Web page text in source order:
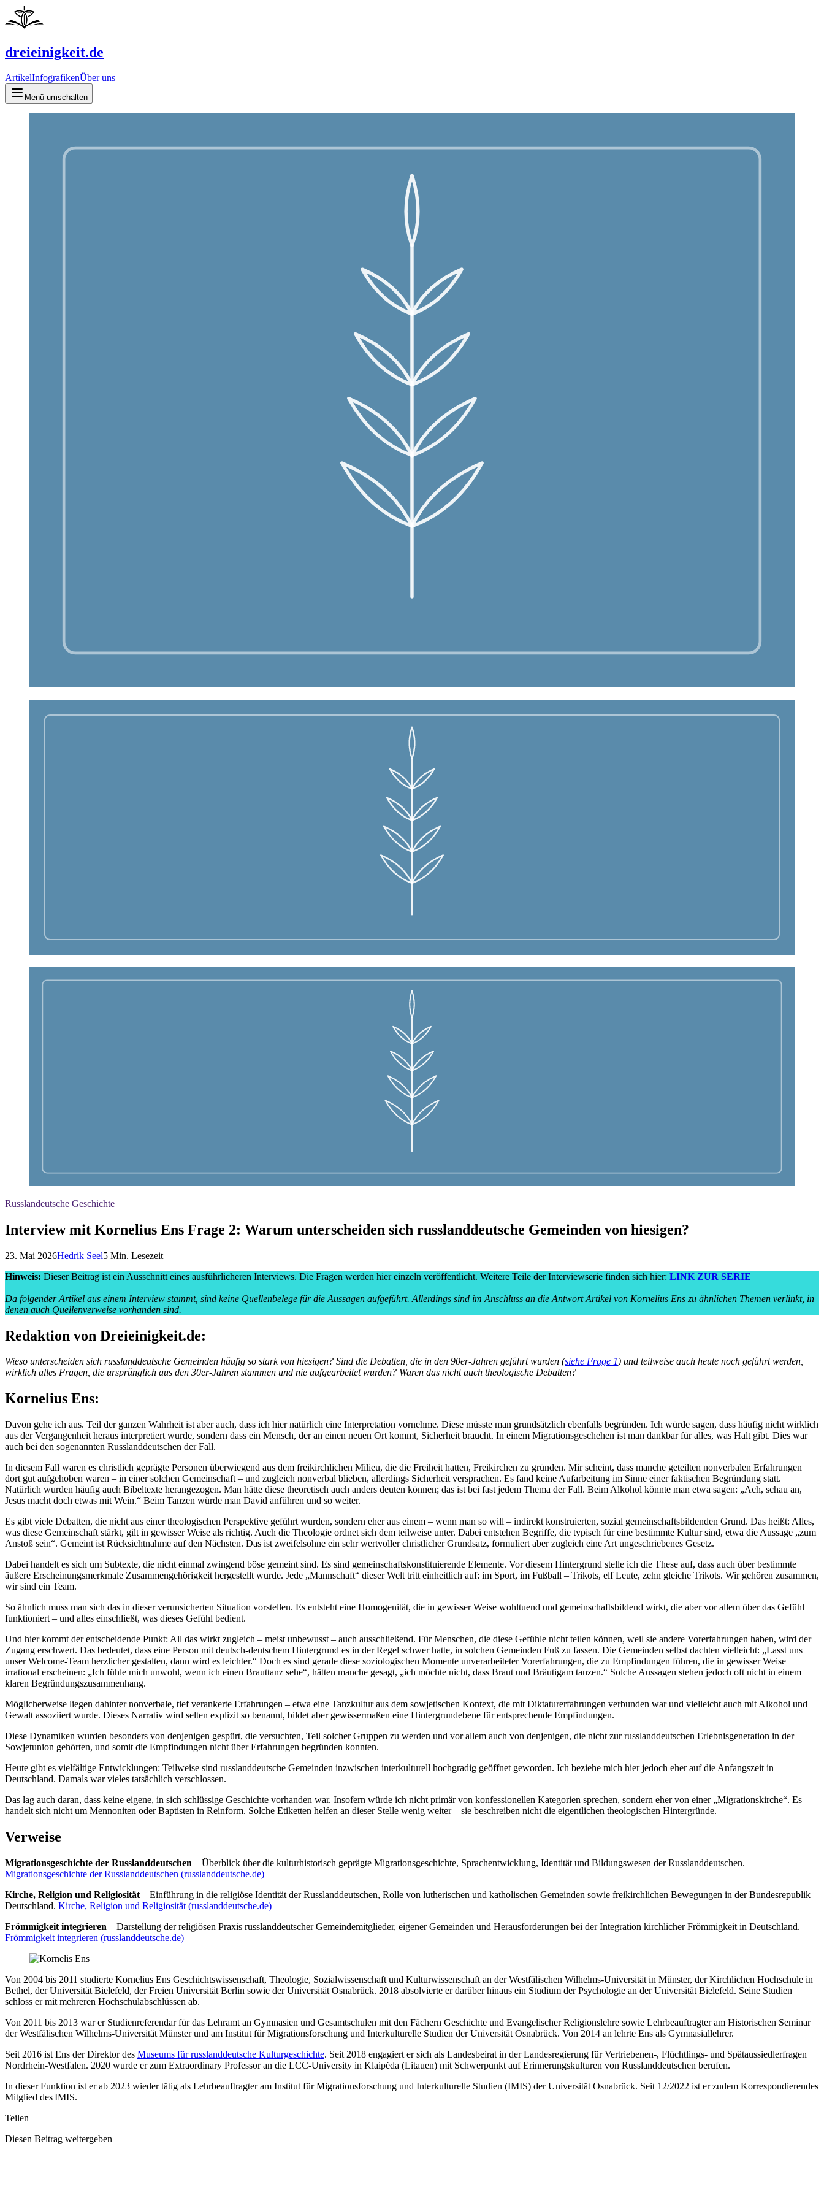
dreieinigkeit.de
ArtikelInfografikenÜber uns
Menü umschalten
Russlandeutsche Geschichte
Interview mit Kornelius Ens Frage 2: Warum unterscheiden sich russlanddeutsche Gemeinden von hiesigen?
23. Mai 2026Hedrik Seel5 Min. Lesezeit
Hinweis: Dieser Beitrag ist ein Ausschnitt eines ausführlicheren Interviews. Die Fragen werden hier einzeln veröffentlicht. Weitere Teile der Interviewserie finden sich hier: LINK ZUR SERIE
Da folgender Artikel aus einem Interview stammt, sind keine Quellenbelege für die Aussagen aufgeführt. Allerdings sind im Anschluss an die Antwort Artikel von Kornelius Ens zu ähnlichen Themen verlinkt, in
denen auch Quellenverweise vorhanden sind.
Redaktion von Dreieinigkeit.de:
Wieso unterscheiden sich russlanddeutsche Gemeinden häufig so stark von hiesigen? Sind die Debatten, die in den 90er-Jahren geführt wurden (siehe Frage 1) und teilweise auch heute noch geführt werden,
wirklich alles Fragen, die ursprünglich aus den 30er-Jahren stammen und nie aufgearbeitet wurden? Waren das nicht auch theologische Debatten?
Kornelius Ens:
Davon gehe ich aus. Teil der ganzen Wahrheit ist aber auch, dass ich hier natürlich eine Interpretation vornehme. Diese müsste man grundsätzlich ebenfalls begründen. Ich würde sagen, dass häufig nicht wirklich
aus der Vergangenheit heraus interpretiert wurde, sondern dass ein Mensch, der an einen neuen Ort kommt, Sicherheit braucht. In einem Migrationsgeschehen ist man dankbar für alles, was Halt gibt. Dies war
auch bei den sogenannten Russlanddeutschen der Fall.
In diesem Fall waren es christlich geprägte Personen überwiegend aus dem freikirchlichen Milieu, die die Freiheit hatten, Freikirchen zu gründen. Mir scheint, dass manche geteilten nonverbalen Erfahrungen
dort gut aufgehoben waren – in einer solchen Gemeinschaft – und zugleich nonverbal blieben, allerdings Sicherheit versprachen. Es fand keine Aufarbeitung im Sinne einer faktischen Begründung statt.
Natürlich wurden häufig auch Bibeltexte herangezogen. Man hätte diese theoretisch auch anders deuten können; das ist bei fast jedem Thema der Fall. Beim Alkohol könnte man etwa sagen: „Ach, schau an,
Jesus macht doch etwas mit Wein.“ Beim Tanzen würde man David anführen und so weiter.
Es gibt viele Debatten, die nicht aus einer theologischen Perspektive geführt wurden, sondern eher aus einem – wenn man so will – indirekt konstruierten, sozial gemeinschaftsbildenden Grund. Das heißt: Alles,
was diese Gemeinschaft stärkt, gilt in gewisser Weise als richtig. Auch die Theologie ordnet sich dem teilweise unter. Dabei entstehen Begriffe, die typisch für eine bestimmte Kultur sind, etwa die Aussage „zum
Anstoß sein“. Gemeint ist Rücksichtnahme auf den Nächsten. Das ist zweifelsohne ein sehr wertvoller christlicher Grundsatz, formuliert aber zugleich eine Art ungeschriebenes Gesetz.
Dabei handelt es sich um Subtexte, die nicht einmal zwingend böse gemeint sind. Es sind gemeinschaftskonstituierende Elemente. Vor diesem Hintergrund stelle ich die These auf, dass auch über bestimmte
äußere Erscheinungsmerkmale Zusammengehörigkeit hergestellt wurde. Jede „Mannschaft“ dieser Welt tritt einheitlich auf: im Sport, im Fußball – Trikots, elf Leute, zehn gleiche Trikots. Wir gehören zusammen,
wir sind ein Team.
So ähnlich muss man sich das in dieser verunsicherten Situation vorstellen. Es entsteht eine Homogenität, die in gewisser Weise wohltuend und gemeinschaftsbildend wirkt, die aber vor allem über das Gefühl
funktioniert – und alles einschließt, was dieses Gefühl bedient.
Und hier kommt der entscheidende Punkt: All das wirkt zugleich – meist unbewusst – auch ausschließend. Für Menschen, die diese Gefühle nicht teilen können, weil sie andere Vorerfahrungen haben, wird der
Zugang erschwert. Das bedeutet, dass eine Person mit deutsch-deutschem Hintergrund es in der Regel schwer hatte, in solchen Gemeinden Fuß zu fassen. Die Gemeinden selbst dachten vielleicht: „Lasst uns
unser Welcome-Team herzlicher gestalten, dann wird es leichter.“ Doch es sind gerade diese soziologischen Momente unverarbeiteter Vorerfahrungen, die zu Empfindungen führen, die in gewisser Weise
irrational erscheinen: „Ich fühle mich unwohl, wenn ich einen Brauttanz sehe“, hätten manche gesagt, „ich möchte nicht, dass Braut und Bräutigam tanzen.“ Solche Aussagen stehen jedoch oft nicht in einem
klaren Begründungszusammenhang.
Möglicherweise liegen dahinter nonverbale, tief verankerte Erfahrungen – etwa eine Tanzkultur aus dem sowjetischen Kontext, die mit Diktaturerfahrungen verbunden war und vielleicht auch mit Alkohol und
Gewalt assoziiert wurde. Dieses Narrativ wird selten explizit so benannt, bildet aber gewissermaßen eine Hintergrundebene für entsprechende Empfindungen.
Diese Dynamiken wurden besonders von denjenigen gespürt, die versuchten, Teil solcher Gruppen zu werden und vor allem auch von denjenigen, die nicht zur russlanddeutschen Erlebnisgeneration in der
Sowjetunion gehörten, und somit die Empfindungen nicht über Erfahrungen begründen konnten.
Heute gibt es vielfältige Entwicklungen: Teilweise sind russlanddeutsche Gemeinden inzwischen interkulturell hochgradig geöffnet geworden. Ich beziehe mich hier jedoch eher auf die Anfangszeit in
Deutschland. Damals war vieles tatsächlich verschlossen.
Das lag auch daran, dass keine eigene, in sich schlüssige Geschichte vorhanden war. Insofern würde ich nicht primär von konfessionellen Kategorien sprechen, sondern eher von einer „Migrationskirche“. Es
handelt sich nicht um Mennoniten oder Baptisten in Reinform. Solche Etiketten helfen an dieser Stelle wenig weiter – sie beschreiben nicht die eigentlichen theologischen Hintergründe.
Verweise
Migrationsgeschichte der Russlanddeutschen – Überblick über die kulturhistorisch geprägte Migrationsgeschichte, Sprachentwicklung, Identität und Bildungswesen der Russlanddeutschen.
Migrationsgeschichte der Russlanddeutschen (russlanddeutsche.de)
Kirche, Religion und Religiosität – Einführung in die religiöse Identität der Russlanddeutschen, Rolle von lutherischen und katholischen Gemeinden sowie freikirchlichen Bewegungen in der Bundesrepublik
Deutschland. Kirche, Religion und Religiosität (russlanddeutsche.de)
Frömmigkeit integrieren – Darstellung der religiösen Praxis russlanddeutscher Gemeindemitglieder, eigener Gemeinden und Herausforderungen bei der Integration kirchlicher Frömmigkeit in Deutschland.
Frömmigkeit integrieren (russlanddeutsche.de)
Von 2004 bis 2011 studierte Kornelius Ens Geschichtswissenschaft, Theologie, Sozialwissenschaft und Kulturwissenschaft an der Westfälischen Wilhelms-Universität in Münster, der Kirchlichen Hochschule in
Bethel, der Universität Bielefeld, der Freien Universität Berlin sowie der Universität Osnabrück. 2018 absolvierte er darüber hinaus ein Studium der Psychologie an der Universität Bielefeld. Seine Studien
schloss er mit mehreren Hochschulabschlüssen ab.
Von 2011 bis 2013 war er Studienreferendar für das Lehramt an Gymnasien und Gesamtschulen mit den Fächern Geschichte und Evangelischer Religionslehre sowie Lehrbeauftragter am Historischen Seminar
der Westfälischen Wilhelms-Universität Münster und am Institut für Migrationsforschung und Interkulturelle Studien der Universität Osnabrück. Von 2014 an lehrte Ens als Gymnasiallehrer.
Seit 2016 ist Ens der Direktor des Museums für russlanddeutsche Kulturgeschichte. Seit 2018 engagiert er sich als Landesbeirat in der Landesregierung für Vertriebenen-, Flüchtlings- und Spätaussiedlerfragen
Nordrhein-Westfalen. 2020 wurde er zum Extraordinary Professor an die LCC-University in Klaipėda (Litauen) mit Schwerpunkt auf Erinnerungskulturen von Russlanddeutschen berufen.
In dieser Funktion ist er ab 2023 wieder tätig als Lehrbeauftragter am Institut für Migrationsforschung und Interkulturelle Studien (IMIS) der Universität Osnabrück. Seit 12/2022 ist er zudem Korrespondierendes
Mitglied des IMIS.
Teilen
Diesen Beitrag weitergeben